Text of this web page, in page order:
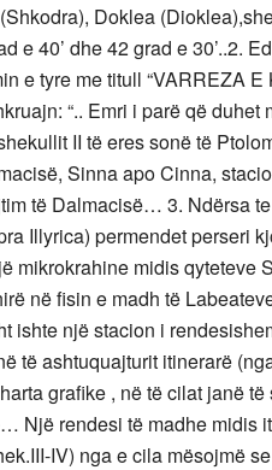
Doklea
e 40’ dhe 42 grad e 30’..2.
e tyre me titull “VARREZA
“.. Emri i parë që
II të eres sonë të
Sinna apo Cinna,
të Dalmacisë… 3. Ndërsa
Illyrica) permendet perseri
mikrokrahine midis qyteteve
në fisin e madh të
ishte një stacion i
të ashtuquajturit itinerarë
grafike , në të cilat janë
Një rendesi të madhe midis
IV) nga e cila mësojmë